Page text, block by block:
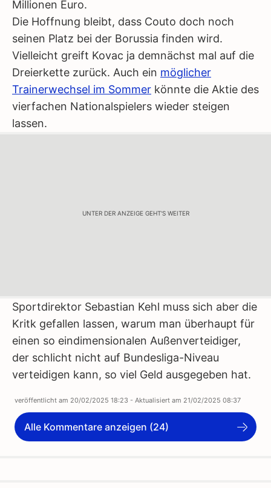
Millionen Euro.
Die Hoffnung bleibt, dass Couto doch noch
seinen Platz bei der Borussia finden wird.
Vielleicht greift Kovac ja demnächst mal auf die
Dreierkette zurück. Auch ein möglicher
Trainerwechsel im Sommer könnte die Aktie des
vierfachen Nationalspielers wieder steigen
lassen.
UNTER DER ANZEIGE GEHT'S WEITER
Sportdirektor Sebastian Kehl muss sich aber die
Kritk gefallen lassen, warum man überhaupt für
einen so eindimensionalen Außenverteidiger,
der schlicht nicht auf Bundesliga-Niveau
verteidigen kann, so viel Geld ausgegeben hat.
veröffentlicht am 20/02/2025 18:23 - Aktualisiert am 21/02/2025 08:37
Alle Kommentare anzeigen (24)